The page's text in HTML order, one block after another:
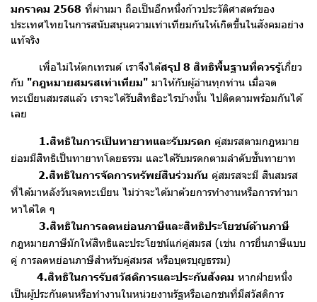
มกราคม 2568 ที่ผ่านมา ถือเป็นอีกหนึ่งก้าวประวัติศาสตร์ของ
ประเทศไทยในการสนับสนุนความเท่าเทียมกันให้เกิดขึ้นในสังคมอย่าง
แท้จริง
เพื่อไม่ให้ตกเทรนด์ เราจึงได้สรุป 8 สิทธิพื้นฐานที่ควรรู้เกี่ยว
กับ "กฎหมายสมรสเท่าเทียม" มาให้กับผู้อ่านทุกท่าน เมื่อจด
ทะเบียนสมรสแล้ว เราจะได้รับสิทธิอะไรบ้างนั้น ไปติดตามพร้อมกันได้
เลย
1.สิทธิในการเป็นทายาทและรับมรดก คู่สมรสตามกฎหมาย
ย่อมมีสิทธิเป็นทายาทโดยธรรม และได้รับมรดกตามลำดับชั้นทายาท
2.สิทธิในการจัดการทรัพย์สินร่วมกัน คู่สมรสจะมี สินสมรส
ที่ได้มาหลังวันจดทะเบียน ไม่ว่าจะได้มาด้วยการทำงานหรือการทำมา
หาได้ใด ๆ
3.สิทธิในการลดหย่อนภาษีและสิทธิประโยชน์ด้านภาษี
กฎหมายภาษีมักให้สิทธิและประโยชน์แก่คู่สมรส (เช่น การยื่นภาษีแบบ
คู่ การลดหย่อนภาษีสำหรับคู่สมรส หรือบุตรบุญธรรม)
4.สิทธิในการรับสวัสดิการและประกันสังคม หากฝ่ายหนึ่ง
เป็นผู้ประกันตนหรือทำงานในหน่วยงานรัฐหรือเอกชนที่มีสวัสดิการ